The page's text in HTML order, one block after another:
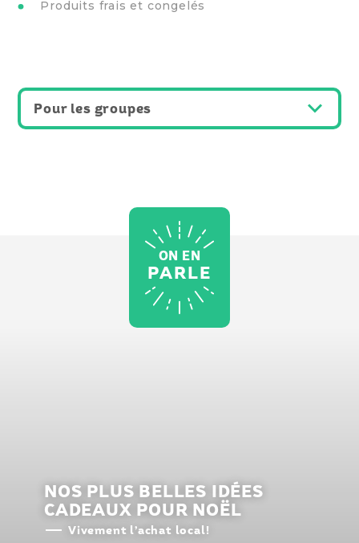
Produits frais et congelés
Pour les groupes
ON EN
PARLE
NOS PLUS BELLES IDÉES
CADEAUX POUR NOËL
Vivement l’achat local!